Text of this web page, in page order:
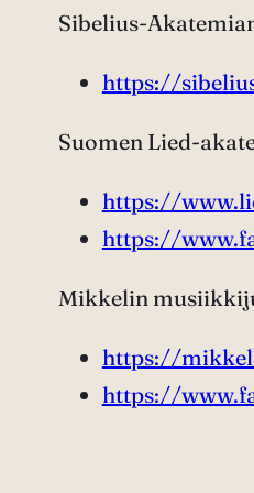
Sibelius-
https://
Suomen Lied-
https://
https://
Mikkelin
https://
https://